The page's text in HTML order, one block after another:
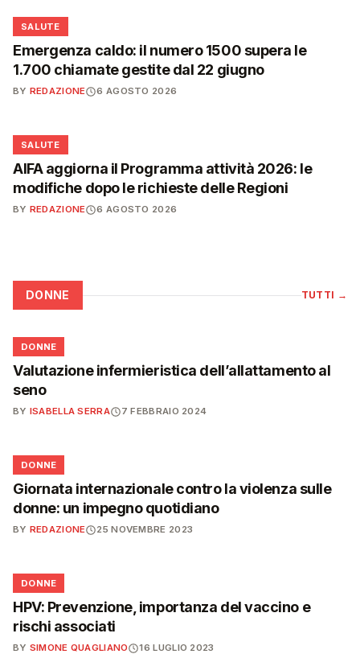
❤️
SALUTE
Emergenza caldo: il numero 1500 supera le
1.700 chiamate gestite dal 22 giugno
BY REDAZIONE 6 AGOSTO 2026
❤️
SALUTE
AIFA aggiorna il Programma attività 2026: le
modifiche dopo le richieste delle Regioni
BY REDAZIONE 6 AGOSTO 2026
DONNE TUTTI →
🌸
DONNE
Valutazione infermieristica dell’allattamento al
seno
BY ISABELLA SERRA 7 FEBBRAIO 2024
🌸
DONNE
Giornata internazionale contro la violenza sulle
donne: un impegno quotidiano
BY REDAZIONE 25 NOVEMBRE 2023
🌸
DONNE
HPV: Prevenzione, importanza del vaccino e
rischi associati
BY SIMONE QUAGLIANO 16 LUGLIO 2023